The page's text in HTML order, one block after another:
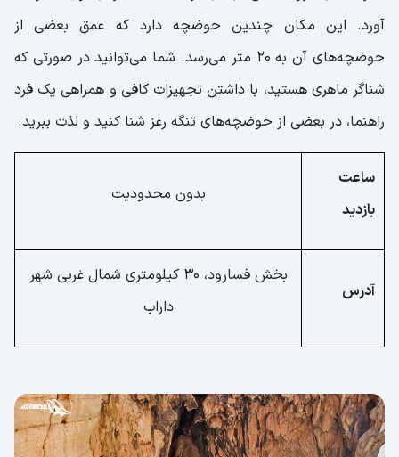
آورد. این مکان چندین حوضچه دارد که عمق بعضی از
حوضچه‌های آن به 20 متر می‌رسد. شما می‌توانید در صورتی که
شناگر ماهری هستید، با داشتن تجهیزات کافی و همراهی یک فرد
راهنما، در بعضی از حوضچه‌های تنگه رغز شنا کنید و لذت ببرید.
ساعت
بازدید
بدون محدودیت
آدرس
بخش فسارود، 30 کیلومتری شمال غربی شهر
داراب